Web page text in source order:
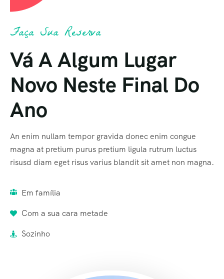
Faça Sua Reserva
Vá A Algum Lugar
Novo Neste Final Do
Ano
An enim nullam tempor gravida donec enim congue
magna at pretium purus pretium ligula rutrum luctus
risusd diam eget risus varius blandit sit amet non magna.
Em família
Com a sua cara metade
Sozinho